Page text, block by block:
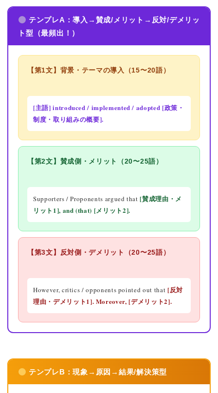
テンプレA：導入→賛成/メリット→反対/デメリッ
ト型（最頻出！）
【第1文】背景・テーマの導入（15〜20語）
[主語] introduced / implemented / adopted [政策・
制度・取り組みの概要].
【第2文】賛成側・メリット（20〜25語）
Supporters / Proponents argued that[賛成理由・メ
リット1], and (that) [メリット2].
【第3文】反対側・デメリット（20〜25語）
However, critics / opponents pointed out that [反対
理由・デメリット1]. Moreover,[デメリット2].
テンプレB：現象→原因→結果/解決策型